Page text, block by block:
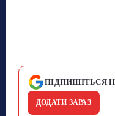
ПІДПИШІТЬСЯ
ДОДАТИ ЗАРАЗ